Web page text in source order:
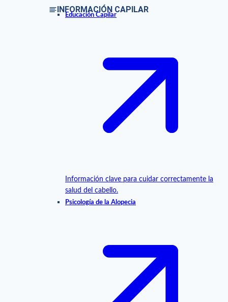
INFORMACIÓN CAPILAR
Educación Capilar
Información clave para cuidar correctamente la
salud del cabello.
Psicología de la Alopecia